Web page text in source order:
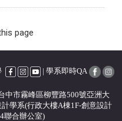
page
| 學系即時QA
中市霧峰區柳豐路500號亞洲大
學系(行政大樓A棟1F-創意設計
聯合辦公室)